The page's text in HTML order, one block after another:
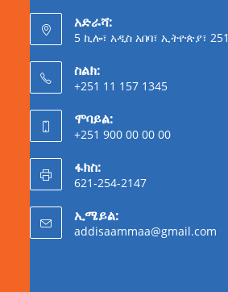
አድራሻ:
5 ኪሎ፣ አዲስ አበባ፣ ኢትዮጵያ፣ 251
ስልክ:
+251 11 157 1345
ሞባይል:
+251 900 00 00 00
ፋክስ:
621-254-2147
ኢሜይል:
addisaammaa@gmail.com